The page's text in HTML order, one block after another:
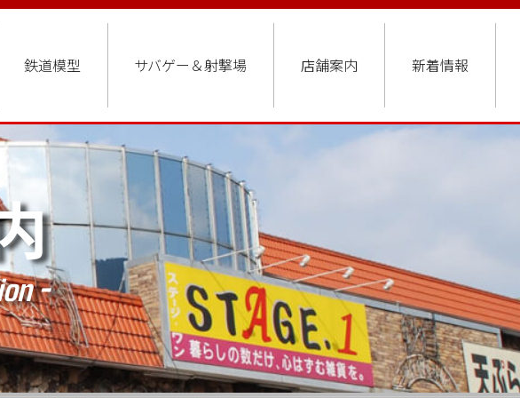
鉄道模型 サバゲー＆射撃場 店舗案内 新着情報
-